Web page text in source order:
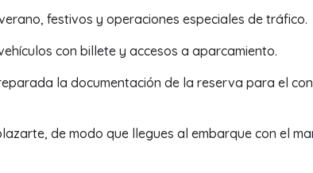
festivos y operaciones especiales de tráfico.
con billete y accesos a aparcamiento.
la documentación de la reserva para el
de modo que llegues al embarque con el